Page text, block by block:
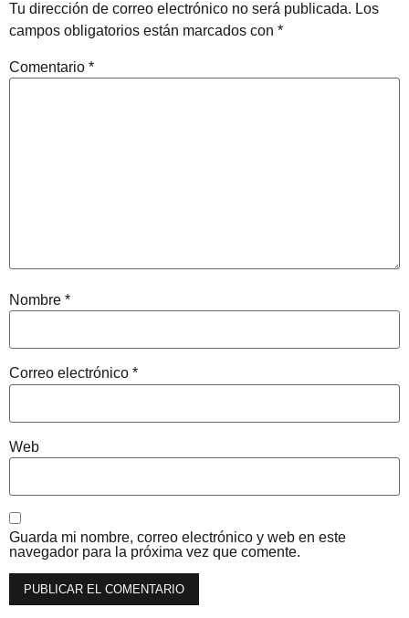
Tu dirección de correo electrónico no será publicada. Los
campos obligatorios están marcados con *
Comentario *
Nombre *
Correo electrónico *
Web
Guarda mi nombre, correo electrónico y web en este
navegador para la próxima vez que comente.